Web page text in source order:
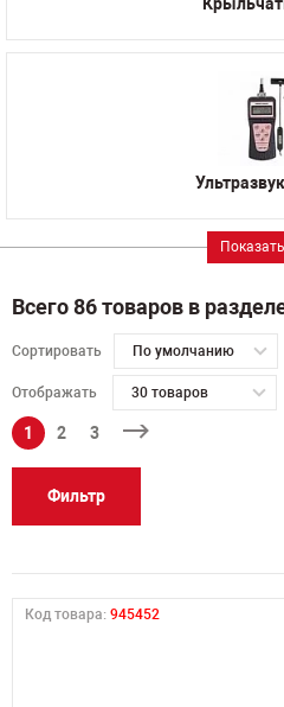
Всего 86 товаров в
Сортировать По умолчанию
Отображать 30 товаров
1 2 3
Фильтр
Код товара: 945452